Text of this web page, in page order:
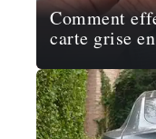
Comment
carte grise